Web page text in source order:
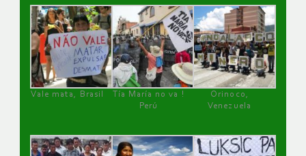
Vale mata, Brasil
Tía María no va !
Perú
Orinoco,
Venezuela